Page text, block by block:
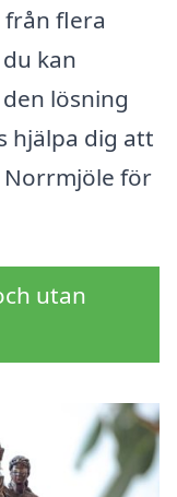
flera
kan
lösning
hjälpa dig att
Norrmjöle för
utan